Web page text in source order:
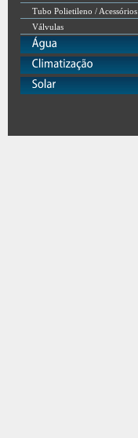
Tubo Polietileno / Acessórios
Válvulas